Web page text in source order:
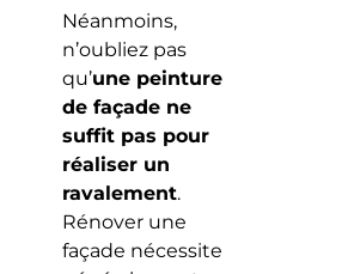
Néanmoins,
n’oubliez pas
qu’une peinture
de façade ne
suffit pas pour
réaliser un
ravalement.
Rénover une
façade nécessite